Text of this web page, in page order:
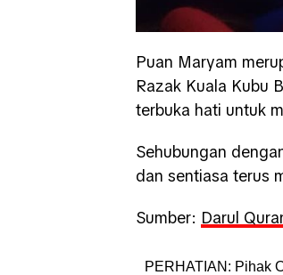
Puan Maryam
Razak Kuala Kubu
terbuka hati untuk
Sehubungan
dan sentiasa terus
Sumber: Darul
PERHATIAN: Pihak